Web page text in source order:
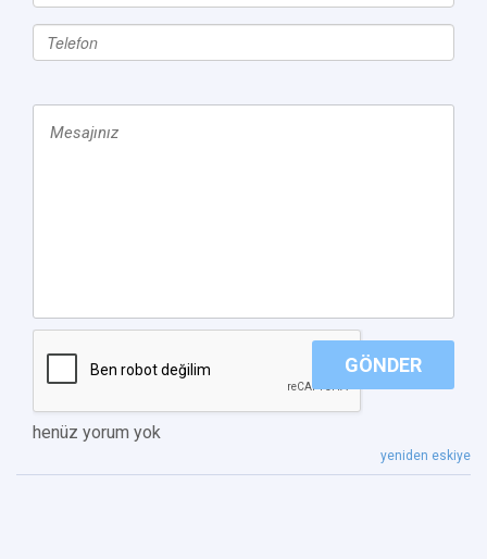
GÖNDER
henüz yorum yok
yeniden eskiye